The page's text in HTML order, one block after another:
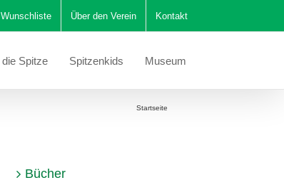
Wunschliste Über den Verein Kontakt
die Spitze Spitzenkids Museum
Startseite
Bücher